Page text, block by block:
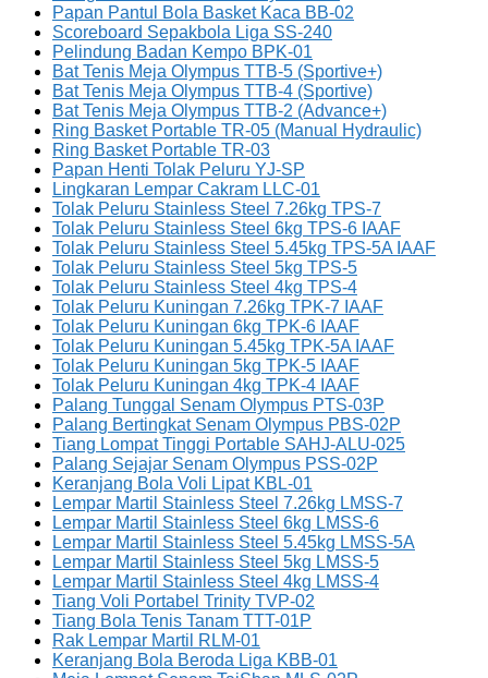
Papan Pantul Bola Basket Kaca BB-02
Scoreboard Sepakbola Liga SS-240
Pelindung Badan Kempo BPK-01
Bat Tenis Meja Olympus TTB-5 (Sportive+)
Bat Tenis Meja Olympus TTB-4 (Sportive)
Bat Tenis Meja Olympus TTB-2 (Advance+)
Ring Basket Portable TR-05 (Manual Hydraulic)
Ring Basket Portable TR-03
Papan Henti Tolak Peluru YJ-SP
Lingkaran Lempar Cakram LLC-01
Tolak Peluru Stainless Steel 7.26kg TPS-7
Tolak Peluru Stainless Steel 6kg TPS-6 IAAF
Tolak Peluru Stainless Steel 5.45kg TPS-5A IAAF
Tolak Peluru Stainless Steel 5kg TPS-5
Tolak Peluru Stainless Steel 4kg TPS-4
Tolak Peluru Kuningan 7.26kg TPK-7 IAAF
Tolak Peluru Kuningan 6kg TPK-6 IAAF
Tolak Peluru Kuningan 5.45kg TPK-5A IAAF
Tolak Peluru Kuningan 5kg TPK-5 IAAF
Tolak Peluru Kuningan 4kg TPK-4 IAAF
Palang Tunggal Senam Olympus PTS-03P
Palang Bertingkat Senam Olympus PBS-02P
Tiang Lompat Tinggi Portable SAHJ-ALU-025
Palang Sejajar Senam Olympus PSS-02P
Keranjang Bola Voli Lipat KBL-01
Lempar Martil Stainless Steel 7.26kg LMSS-7
Lempar Martil Stainless Steel 6kg LMSS-6
Lempar Martil Stainless Steel 5.45kg LMSS-5A
Lempar Martil Stainless Steel 5kg LMSS-5
Lempar Martil Stainless Steel 4kg LMSS-4
Tiang Voli Portabel Trinity TVP-02
Tiang Bola Tenis Tanam TTT-01P
Rak Lempar Martil RLM-01
Keranjang Bola Beroda Liga KBB-01